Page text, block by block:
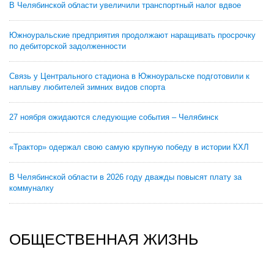
В Челябинской области увеличили транспортный налог вдвое
Южноуральские предприятия продолжают наращивать просрочку
по дебиторской задолженности
Связь у Центрального стадиона в Южноуральске подготовили к
наплыву любителей зимних видов спорта
27 ноября ожидаются следующие события – Челябинск
«Трактор» одержал свою самую крупную победу в истории КХЛ
В Челябинской области в 2026 году дважды повысят плату за
коммуналку
ОБЩЕСТВЕННАЯ ЖИЗНЬ